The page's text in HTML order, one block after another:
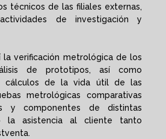
técnicos de las filiales externas,
de investigación y
verificación metrológica de los
de prototipos, así como
cálculos de la vida útil de las
metrológicas comparativas
y componentes de distintas
la asistencia al cliente tanto